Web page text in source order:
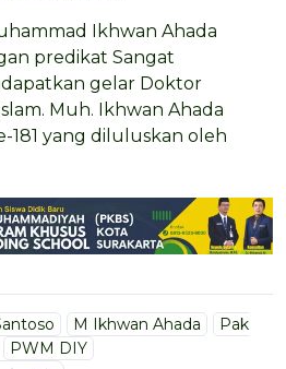
Ikhwan Ahada
predikat Sangat
gelar Doktor
Muh. Ikhwan Ahada
yang diluluskan oleh
M Ikhwan Ahada
Pak
PWM DIY